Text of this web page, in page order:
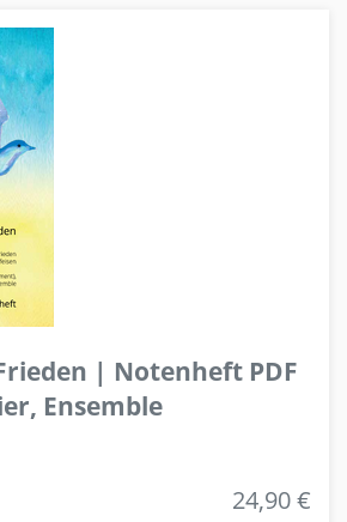
| Notenheft PDF
Ensemble
24,90 €